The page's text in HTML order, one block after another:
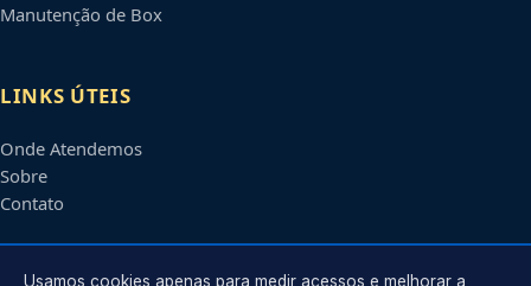
Manutenção de Box
LINKS ÚTEIS
Onde Atendemos
Sobre
Contato
Usamos cookies apenas para medir acessos e melhorar a